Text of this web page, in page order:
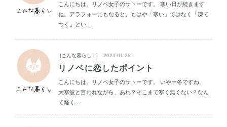
こんにちは。リノベ女子のサトーです。 寒い日が続きます
ね。アラフォーにもなると、もはや「寒い」ではなく「凍て
つく」とい...
[こんな暮らし | ] 2023.01.28
リノベに恋したポイント
こんにちは。リノベ女子のサトーです。 いやー冬ですね。
大寒波と言われながら、あれ？そこまで寒く無くない？なん
て軽く...